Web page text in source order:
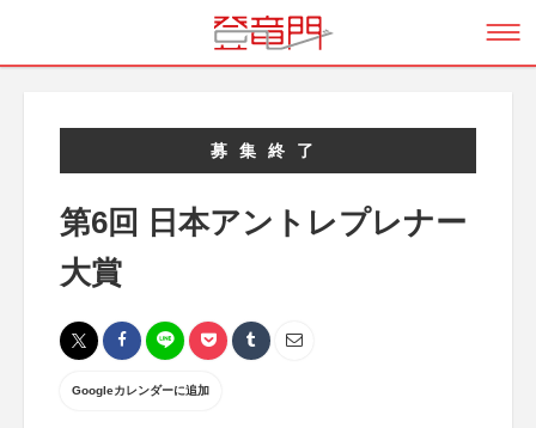
募集終了
第6回 日本アントレプレナー
大賞
Googleカレンダーに追加